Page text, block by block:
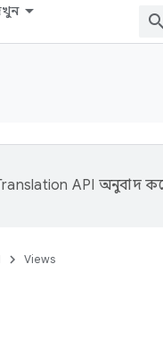
API অনুবাদ
Views